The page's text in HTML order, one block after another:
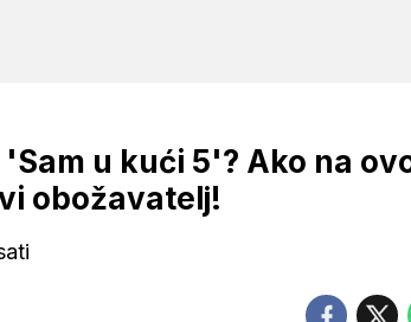
u kući 5'? Ako na
obožavatelj!